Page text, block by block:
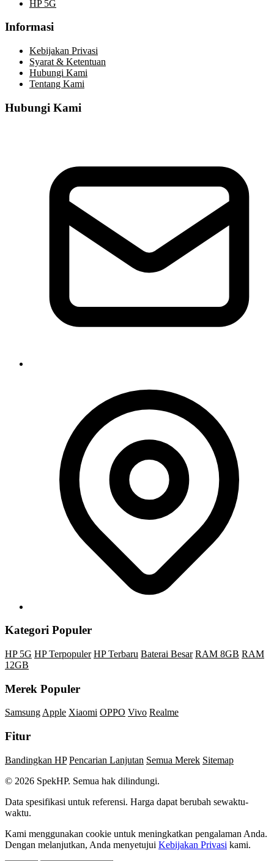
HP 5G
Informasi
Kebijakan Privasi
Syarat & Ketentuan
Hubungi Kami
Tentang Kami
Hubungi Kami
Kategori Populer
HP 5G HP Terpopuler HP Terbaru Baterai Besar RAM 8GB RAM
12GB
Merek Populer
Samsung Apple Xiaomi OPPO Vivo Realme
Fitur
Bandingkan HP Pencarian Lanjutan Semua Merek Sitemap
© 2026 SpekHP. Semua hak dilindungi.
Data spesifikasi untuk referensi. Harga dapat berubah sewaktu-
waktu.
Kami menggunakan cookie untuk meningkatkan pengalaman Anda.
Dengan melanjutkan, Anda menyetujui Kebijakan Privasi kami.